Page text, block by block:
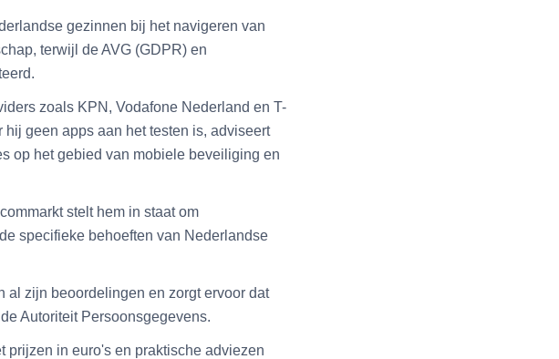
gezinnen bij het navigeren van
terwijl de AVG (GDPR) en
zoals KPN, Vodafone Nederland en T-
geen apps aan het testen is, adviseert
op het gebied van mobiele beveiliging en
stelt hem in staat om
specifieke behoeften van Nederlandse
al zijn beoordelingen en zorgt ervoor dat
Autoriteit Persoonsgegevens.
prijzen in euro's en praktische adviezen